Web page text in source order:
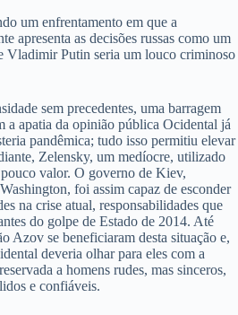
um enfrentamento em que a
apresenta as decisões russas como um
Vladimir Putin seria um louco criminoso
sem precedentes, uma barragem
a apatia da opinião pública Ocidental já
pandêmica; tudo isso permitiu elevar
Zelensky, um medíocre, utilizado
valor. O governo de Kiev,
foi assim capaz de esconder
na crise atual, responsabilidades que
do golpe de Estado de 2014. Até
Azov se beneficiaram desta situação e,
deveria olhar para eles com a
a homens rudes, mas sinceros,
e confiáveis.